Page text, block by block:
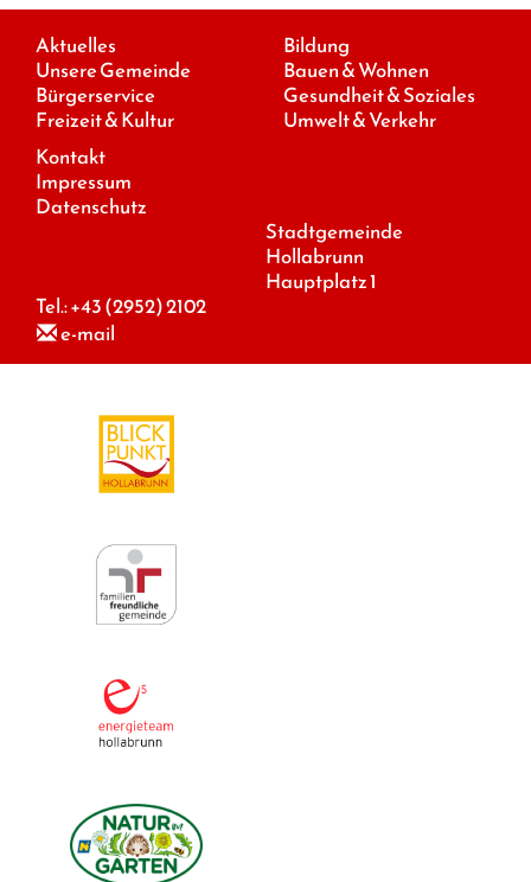
Aktuelles
Unsere Gemeinde
Bürgerservice
Freizeit & Kultur
Bildung
Bauen & Wohnen
Gesundheit & Soziales
Umwelt & Verkehr
Kontakt
Impressum
Datenschutz
Stadtgemeinde
Hollabrunn
Hauptplatz 1
Tel.:+43 (2952) 2102
e-mail